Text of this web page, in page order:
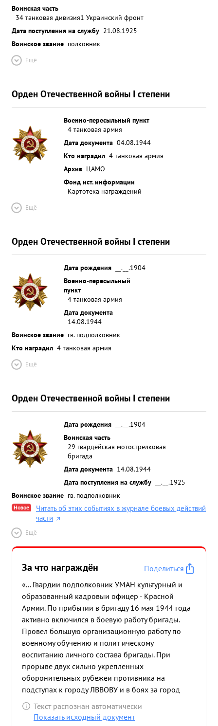
Воинская часть
34 танковая дивизия1 Украинский фронт
Дата поступления на службу 21.08.1925
Воинское звание полковник
Ещё
Орден Отечественной войны I степени
Военно-пересыльный пункт
4 танковая армия
Дата документа 04.08.1944
Кто наградил 4 танковая армия
Архив ЦАМО
Фонд ист. информации
Картотека награждений
Ещё
Орден Отечественной войны I степени
Дата рождения
__.__.1904
Военно-пересыльный
пункт
4 танковая армия
Дата документа
14.08.1944
Воинское звание гв. подполковник
Кто наградил 4 танковая армия
Ещё
Орден Отечественной войны I степени
Дата рождения
__.__.1904
Воинская часть
29 гвардейская мотострелковая
бригада
Дата документа 14.08.1944
Дата поступления на службу
__.__.1925
Воинское звание гв. подполковник
Новое
Читать об этих событиях в журнале боевых действий
части
Ещё
За что награждён
Поделиться
«... Гвардии подполковник УМАН культурный и
образованный кадровыи офицер - Красной
Армии. По прибытии в бригаду 16 мая 1944 года
активно включился в боевую работу бригады.
Провел большую организационную работу по
военному обучению и полит ическому
воспитанию личного состава бригады. При
прорыве двух сильно укрепленных
оборонительных рубежеи противника на
подступах к городу ЛВВОВУ и в боях за город
львов сумел обеспечить четкость и оперативность
в работе штаба бригады, что в значительной мере
Текст распознан автоматически
Показать исходный документ